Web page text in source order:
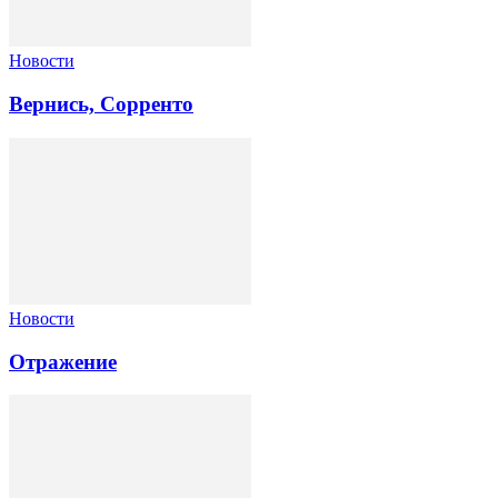
Новости
Вернись, Сорренто
Новости
Отражение